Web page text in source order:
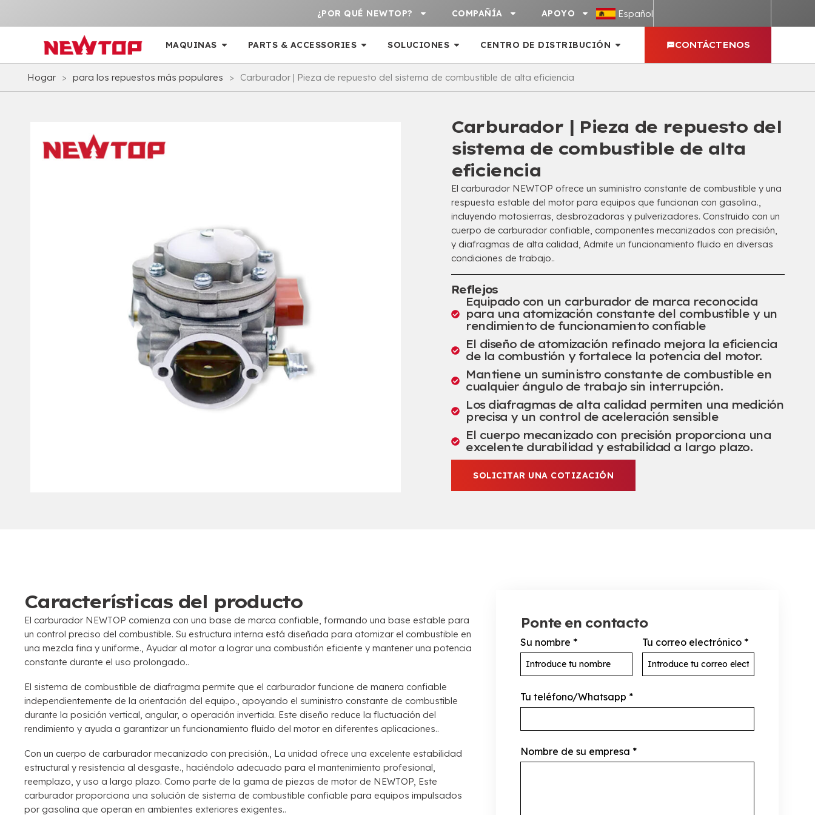
¿POR QUÉ NEWTOP? COMPAÑÍA APOYO Español
MAQUINAS PARTS & ACCESSORIES SOLUCIONES CENTRO DE DISTRIBUCIÓN CONTÁCTENOS
Hogar > para los repuestos más populares > Carburador | Pieza de repuesto del sistema de combustible de alta eficiencia
Carburador | Pieza de repuesto del
sistema de combustible de alta
eficiencia
El carburador NEWTOP ofrece un suministro constante de combustible y una
respuesta estable del motor para equipos que funcionan con gasolina.,
incluyendo motosierras, desbrozadoras y pulverizadores. Construido con un
cuerpo de carburador confiable, componentes mecanizados con precisión,
y diafragmas de alta calidad, Admite un funcionamiento fluido en diversas
condiciones de trabajo..
Reflejos
Equipado con un carburador de marca reconocida
para una atomización constante del combustible y un
rendimiento de funcionamiento confiable
El diseño de atomización refinado mejora la eficiencia
de la combustión y fortalece la potencia del motor.
Mantiene un suministro constante de combustible en
cualquier ángulo de trabajo sin interrupción.
Los diafragmas de alta calidad permiten una medición
precisa y un control de aceleración sensible
El cuerpo mecanizado con precisión proporciona una
excelente durabilidad y estabilidad a largo plazo.
SOLICITAR UNA COTIZACIÓN
Características del producto
El carburador NEWTOP comienza con una base de marca confiable, formando una base estable para
un control preciso del combustible. Su estructura interna está diseñada para atomizar el combustible en
una mezcla fina y uniforme., Ayudar al motor a lograr una combustión eficiente y mantener una potencia
constante durante el uso prolongado..
El sistema de combustible de diafragma permite que el carburador funcione de manera confiable
independientemente de la orientación del equipo., apoyando el suministro constante de combustible
durante la posición vertical, angular, o operación invertida. Este diseño reduce la fluctuación del
rendimiento y ayuda a garantizar un funcionamiento fluido del motor en diferentes aplicaciones..
Con un cuerpo de carburador mecanizado con precisión., La unidad ofrece una excelente estabilidad
estructural y resistencia al desgaste., haciéndolo adecuado para el mantenimiento profesional,
reemplazo, y uso a largo plazo. Como parte de la gama de piezas de motor de NEWTOP, Este
carburador proporciona una solución de sistema de combustible confiable para equipos impulsados ​​
por gasolina que operan en ambientes exteriores exigentes..
Ponte en contacto
Su nombre * Tu correo electrónico *
Tu teléfono/Whatsapp *
Nombre de su empresa *